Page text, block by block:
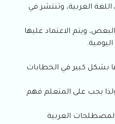
العربية، وتنتشر في
ويتم الاعتماد عليها
بشكل كبير في الخطابات
يجب على المتعلم فهم
المصطلحات العربية